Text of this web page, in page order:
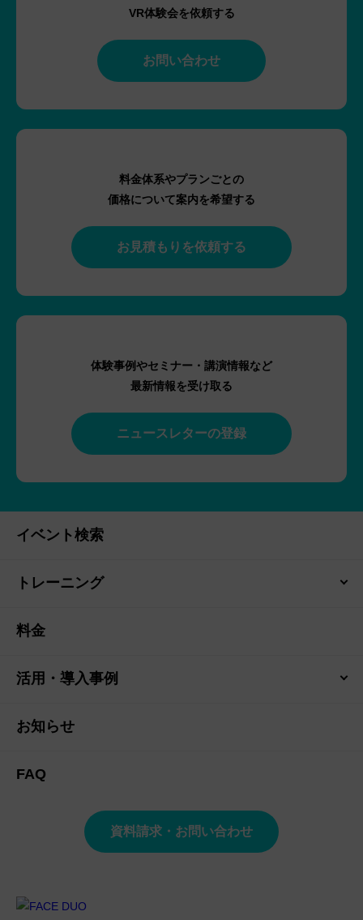
VR体験会を依頼する
お問い合わせ
料金体系やプランごとの
価格について案内を希望する
お見積もりを依頼する
体験事例やセミナー・講演情報など
最新情報を受け取る
ニュースレターの登録
イベント検索
トレーニング
料金
活用・導入事例
お知らせ
FAQ
資料請求・お問い合わせ